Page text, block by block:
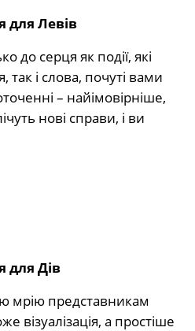
для Левів
до серця як події, які
так і слова, почуті вами
– найімовірніше,
нові справи, і ви
для Дів
мрію представникам
візуалізація, а простіше